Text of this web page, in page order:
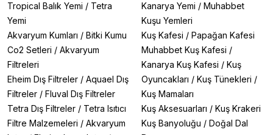
Tropical Balık Yemi / Tetra
Yemi
Akvaryum Kumları / Bitki Kumu
Co2 Setleri / Akvaryum
Filtreleri
Eheim Dış Filtreler / Aquael Dış
Filtreler / Fluval Dış Filtreler
Tetra Dış Filtreler / Tetra Isıtıcı
Filtre Malzemeleri / Akvaryum
Kanarya Yemi / Muhabbet
Kuşu Yemleri
Kuş Kafesi / Papağan Kafesi
Muhabbet Kuş Kafesi /
Kanarya Kuş Kafesi / Kuş
Oyuncakları / Kuş Tünekleri /
Kuş Mamaları
Kuş Aksesuarları / Kuş Krakeri
Kuş Banyoluğu / Doğal Dal